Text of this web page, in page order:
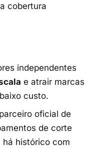
cobertura
independentes
e atrair marcas
custo.
oficial de
de corte
há histórico com